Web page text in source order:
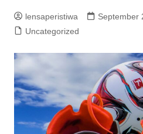
lensaperistiwa September
Uncategorized